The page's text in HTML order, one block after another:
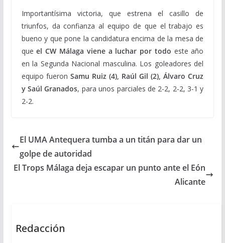
Importantísima victoria, que estrena el casillo de
triunfos, da confianza al equipo de que el trabajo es
bueno y que pone la candidatura encima de la mesa de
queel CW Málaga viene a luchar por todo este año
en la Segunda Nacional masculina. Los goleadores del
equipo fueron Samu Ruiz (4), Raúl Gil (2), Álvaro Cruz
y Saúl Granados, para unos parciales de 2-2, 2-2, 3-1 y
2-2.
El UMA Antequera tumba a un titán para dar un
golpe de autoridad
El Trops Málaga deja escapar un punto ante el Eón
Alicante
Redacción